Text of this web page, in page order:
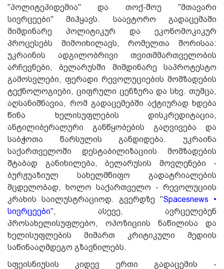
"პოლიტეპიდემია" და თოქ-შოუ "მთავარი
სივრცეები" მიჰყავს. საავტორო გადაცემაში
მიმდინარე პოლიტიკურ და ეკონომოკიკურ
პროცესებს მიმოიხილავს, რომელთა შორისაა:
უკრაინის ადგილობრივი თვითმმართველობის
არჩევნები, ბელარუსში მიმდინარე საპროტესტო
გამოსვლები, ფერადი რევოლუციების მომზადების
ტექნოლოგიები, ციფრული ცენზურა და სხვ. თუმცა,
აღსანიშნავია, რომ გადაცემებში აქტიურად ხდება
წინა ხელისუფლების დისკრედიტაცია,
ანტილიბერალური განწყობების გაღვივება და
საბჭოთა წარსულის განდიდება. უკრაინა
საქართველოში დესტაბილიზაციის მომზადების
შტაბად განიხილება, ბელარუსის მოვლენები -
ბურჟუაზიულ სახელმწიფო გადატრიალების
მცდელობად, ხოლო საქართველო - რევოლუციის
კრახის საილუსტრაციოდ. გვერდზე "Spacesnews •
სივრცეები", ასევე, ავრცელებენ
პროსახელისუფლებო, ოპოზიციის ნაწილისა და
ხელისუფლების მიმართ კრიტიკული მედიის
საწინააღმდეგო გზავნილებს.
სფეისნიუსის კიდევ ერთი გადაცემის -